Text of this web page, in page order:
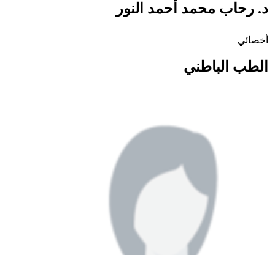
د. رحاب محمد أحمد النور
أخصائي
الطب الباطني